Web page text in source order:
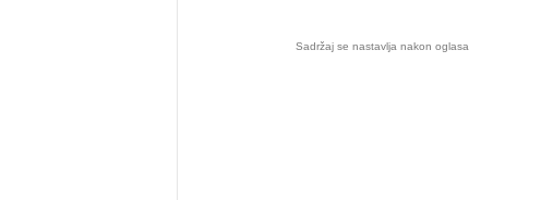
Sadržaj se nastavlja nakon oglasa